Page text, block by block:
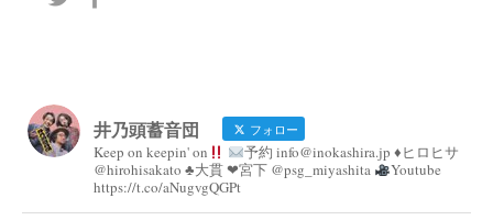
井乃頭蓄音団 フォロー
Keep on keepin' on
予約 info@inokashira.jp ♦︎ヒロヒサ
@hirohisakato ♣︎大貫 ❤︎宮下 @psg_miyashita
Youtube
https://t.co/aNugvgQGPt